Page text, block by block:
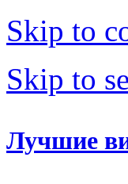
Skip to
Skip to
Лучшие